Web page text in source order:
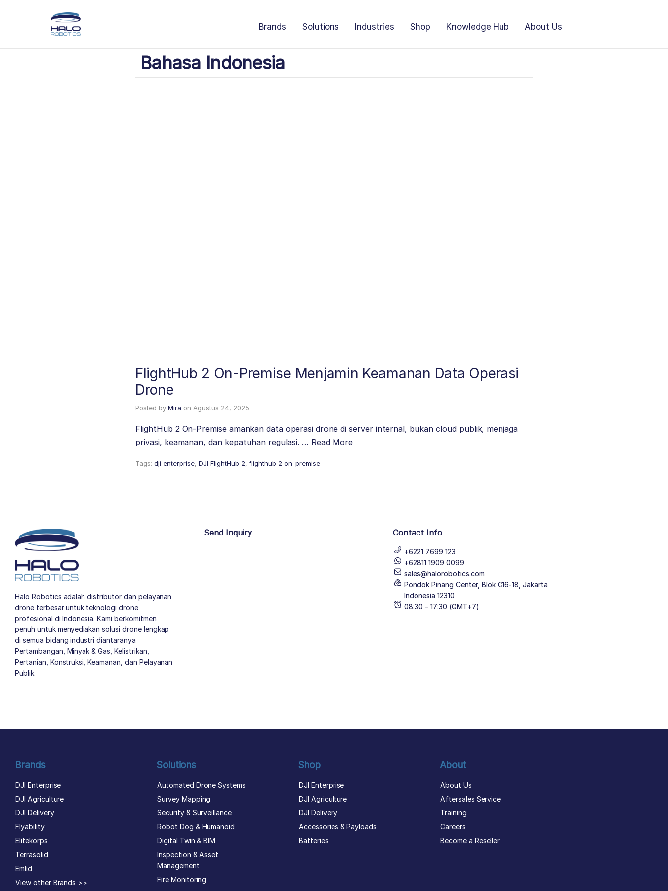
Brands Solutions Industries Shop Knowledge Hub About Us
Bahasa Indonesia
FlightHub 2 On-Premise Menjamin Keamanan Data Operasi
Drone
Posted by Mira on Agustus 24, 2025
FlightHub 2 On-Premise amankan data operasi drone di server internal, bukan cloud publik, menjaga
privasi, keamanan, dan kepatuhan regulasi. … Read More
Tags: dji enterprise, DJI FlightHub 2, flighthub 2 on-premise
Halo Robotics adalah distributor dan pelayanan
drone terbesar untuk teknologi drone
profesional di Indonesia. Kami berkomitmen
penuh untuk menyediakan solusi drone lengkap
di semua bidang industri diantaranya
Pertambangan, Minyak & Gas, Kelistrikan,
Pertanian, Konstruksi, Keamanan, dan Pelayanan
Publik.
Send Inquiry Contact Info
+6221 7699 123
+62811 1909 0099
sales@halorobotics.com
Pondok Pinang Center, Blok C16-18, Jakarta
Indonesia 12310
08:30 – 17:30 (GMT+7)
Brands
DJI Enterprise
DJI Agriculture
DJI Delivery
Flyability
Elitekorps
Terrasolid
Emlid
View other Brands >>
Solutions
Automated Drone Systems
Survey Mapping
Security & Surveillance
Robot Dog & Humanoid
Digital Twin & BIM
Inspection & Asset
Management
Fire Monitoring
Shop
DJI Enterprise
DJI Agriculture
DJI Delivery
Accessories & Payloads
Batteries
About
About Us
Aftersales Service
Training
Careers
Become a Reseller